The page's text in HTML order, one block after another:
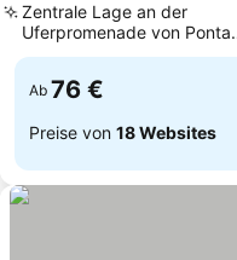
Zentrale Lage an der
Uferpromenade von Ponta
Delgada
Ab 76 €
Preise von 18 Websites